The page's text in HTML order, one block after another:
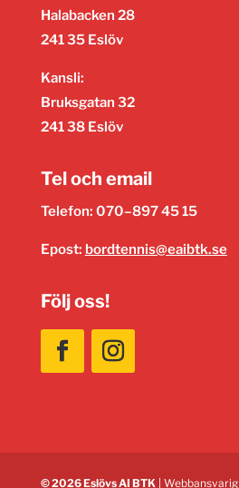
Halabacken 28
241 35 Eslöv
Kansli:
Bruksgatan 32
241 38 Eslöv
Tel och email
Telefon: 070–897 45 15
Epost: bordtennis@eaibtk.se
Följ oss!
© 2026 Eslövs AI BTK | Webbansvarig